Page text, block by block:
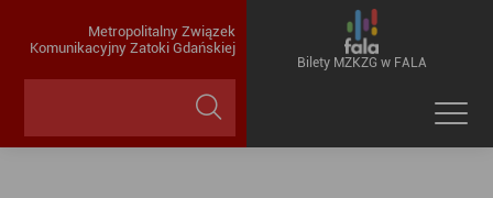
Metropolitalny Związek
Komunikacyjny Zatoki Gdańskiej
Bilety MZKZG w FALA